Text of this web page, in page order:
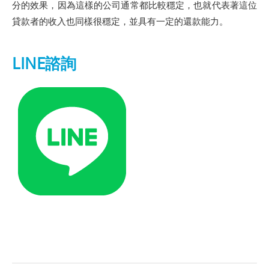
分的效果，因為這樣的公司通常都比較穩定，也就代表著這位
貸款者的收入也同樣很穩定，並具有一定的還款能力。
LINE諮詢